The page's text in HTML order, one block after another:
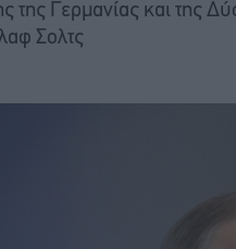
της Γερμανίας και της
Σολτς